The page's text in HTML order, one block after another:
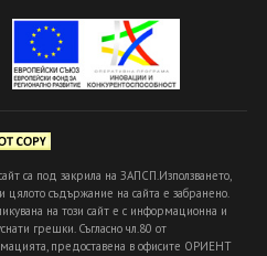
са под закрила на ЗАПСП.Използването,
цялото съдържание на сайта е забранено.
на този сайт е с информационна и
грешки. Съгласно чл.80 от
предоставена в офисите ОРИЕНТ